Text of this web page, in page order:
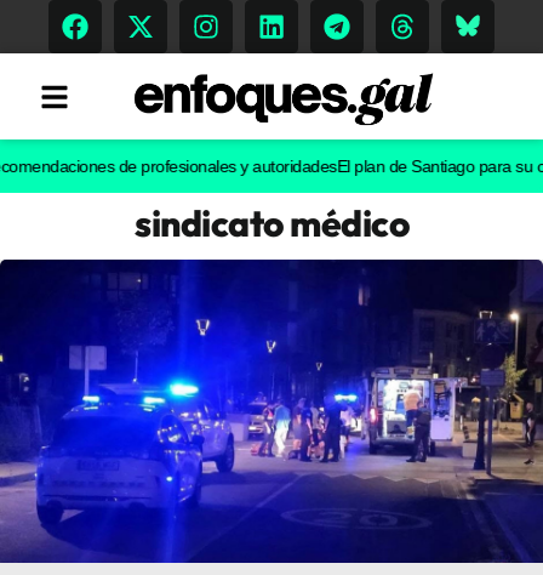
Memoria Histórica
Gastronomía
Escenarios
Sostenibilidad
de profesionales y autoridadesEl plan de Santiago para su casco
sindicato médico